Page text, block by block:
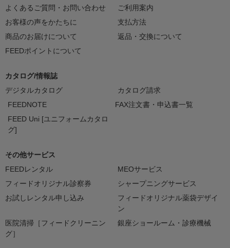
よくあるご質問・お問い合わせ
ご利用案内
お客様の声をかたちに
支払方法
商品のお届けについて
返品・交換について
FEEDポイントについて
カタログ/情報誌
デジタルカタログ
カタログ請求
FEEDNOTE
FAX注文書・申込書一覧
FEED Uni [ユニフォームカタロ
グ]
その他サービス
FEEDレンタル
MEOサービス
フィードオリジナル診察券
シャープニングサービス
お試しレンタル申し込み
フィードオリジナル薬袋デザイ
ン
医院清掃［フィードクリーニン
グ］
銀座ショールーム・診療機械